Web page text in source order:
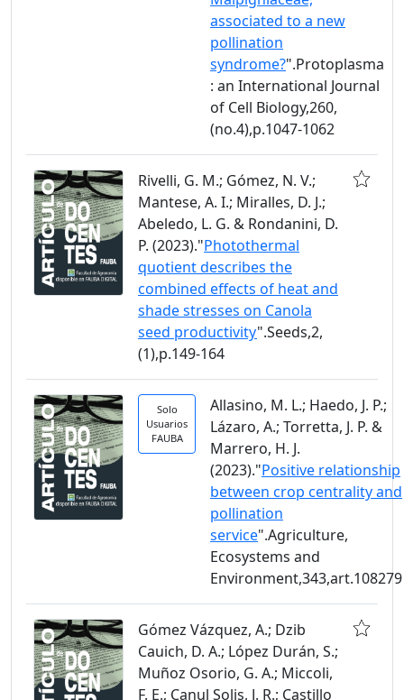
associated to a new
pollination
syndrome?".Protoplasma
: an International Journal
of Cell Biology,260,
(no.4),p.1047-1062
Rivelli, G. M.; Gómez, N. V.;
Mantese, A. I.; Miralles, D. J.;
Abeledo, L. G. & Rondanini, D.
P. (2023)."Photothermal
quotient describes the
combined effects of heat and
shade stresses on Canola
seed productivity".Seeds,2,
(1),p.149-164
Solo
Usuarios
FAUBA
Allasino, M. L.; Haedo, J. P.;
Lázaro, A.; Torretta, J. P. &
Marrero, H. J.
(2023)."Positive relationship
between crop centrality and
pollination
service".Agriculture,
Ecosystems and
Environment,343,art.108279
Gómez Vázquez, A.; Dzib
Cauich, D. A.; López Durán, S.;
Muñoz Osorio, G. A.; Miccoli,
F. E.; Canul Solis, J. R.; Castillo